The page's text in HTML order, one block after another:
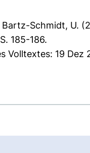
Bartz-Schmidt, U.
185-186.
Volltextes: 19 Dez